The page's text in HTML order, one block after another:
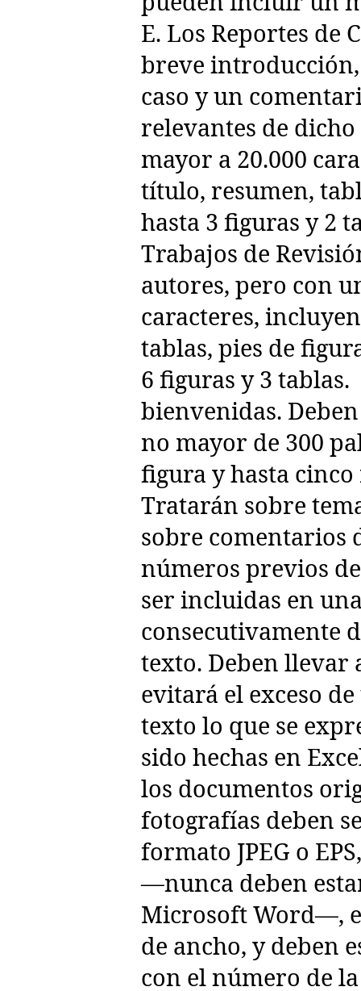
E. Los Reportes de
breve
caso y un
relevantes de
mayor a 20.000
título, resumen,
hasta 3 figuras y 2
Trabajos de
autores, pero con
caracteres,
tablas, pies de
6 figuras y 3
bienvenidas.
no mayor de 300
figura y hasta
Tratarán sobre
sobre comentarios
números previos
ser incluidas en
consecutivamente
texto. Deben llevar
evitará el exceso
texto lo que se
sido hechas en
los documentos
fotografías deben
formato JPEG o
—nunca deben
Microsoft Word—,
de ancho, y deben
con el número de